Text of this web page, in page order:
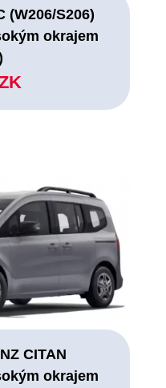
(W206/S206)
okrajem
CITAN
okrajem